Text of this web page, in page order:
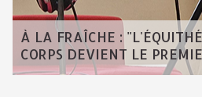
À LA FRAÎCHE :
CORPS DEVIENT LE